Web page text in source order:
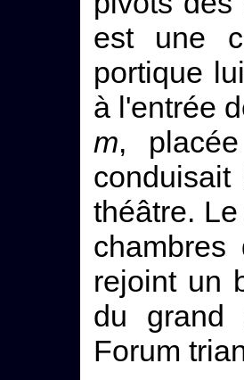
est une
portique
à l'entrée
m,
théâtre.
rejoint un
du grand
Forum